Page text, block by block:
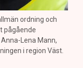
ordning och
pågående
Lena Mann,
i region Väst.